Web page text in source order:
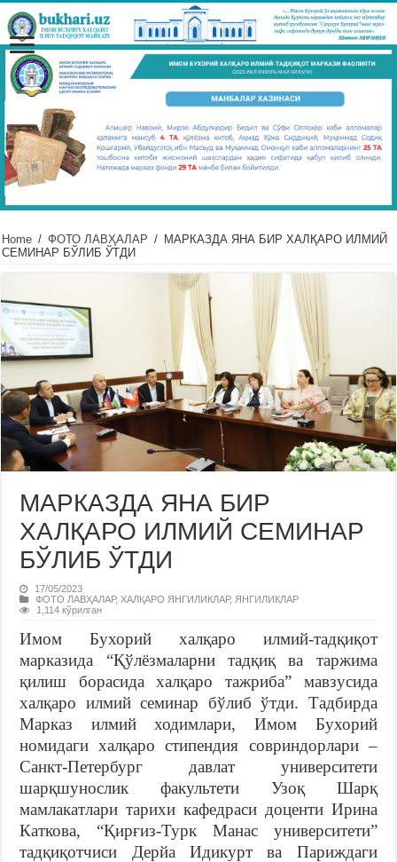
Home / ФОТО ЛАВҲАЛАР / МАРКАЗДА ЯНА БИР ХАЛҚАРО ИЛМИЙ
СЕМИНАР БЎЛИБ ЎТДИ
МАРКАЗДА ЯНА БИР
ХАЛҚАРО ИЛМИЙ СЕМИНАР
БЎЛИБ ЎТДИ
17/05/2023
ФОТО ЛАВҲАЛАР,ХАЛҚАРО ЯНГИЛИКЛАР, ЯНГИЛИКЛАР
1,114 кўрилган
Имом Бухорий халқаро илмий-тадқиқот
марказида “Қўлёзмаларни тадқиқ ва таржима
қилиш борасида халқаро тажриба” мавзусида
халқаро илмий семинар бўлиб ўтди. Тадбирда
Марказ илмий ходимлари, Имом Бухорий
номидаги халқаро стипендия совриндорлари –
Санкт-Петербург давлат университети
шарқшунослик факультети Узоқ Шарқ
мамлакатлари тарихи кафедраси доценти Ирина
Каткова, “Қирғиз-Турк Манас университети”
тадқиқотчиси Дерйа Идикурт ва Париждаги